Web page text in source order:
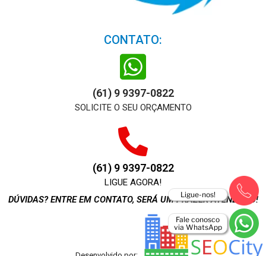
Fale conosco
via WhatsApp
Ligue-nos!
CONTATO:
(61) 9 9397-0822
SOLICITE O SEU ORÇAMENTO
(61) 9 9397-0822
LIGUE AGORA!
DÚVIDAS? ENTRE EM CONTATO, SERÁ UM PRAZER ATENDE-LO!